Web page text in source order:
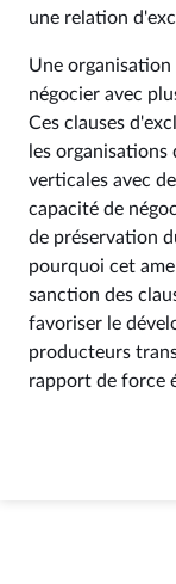
une relation
Une
négocier avec
Ces clauses
les
verticales avec
capacité de
de préservation
pourquoi cet
sanction des
favoriser le
producteurs
rapport de force